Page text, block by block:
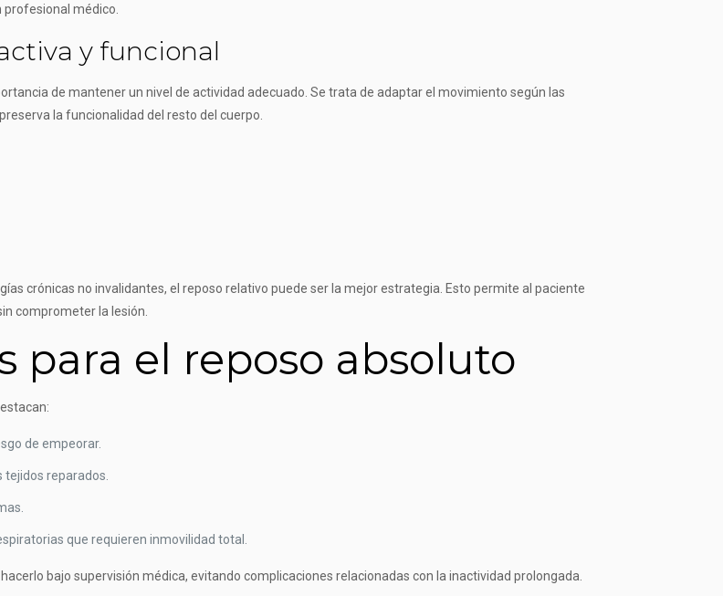
médico.
y funcional
de mantener un nivel de actividad adecuado. Se trata de adaptar el movimiento según las
la funcionalidad del resto del cuerpo.
crónicas no invalidantes, el reposo relativo puede ser la mejor estrategia. Esto permite al paciente
comprometer la lesión.
para el reposo absoluto
de empeorar.
reparados.
que requieren inmovilidad total.
bajo supervisión médica, evitando complicaciones relacionadas con la inactividad prolongada.